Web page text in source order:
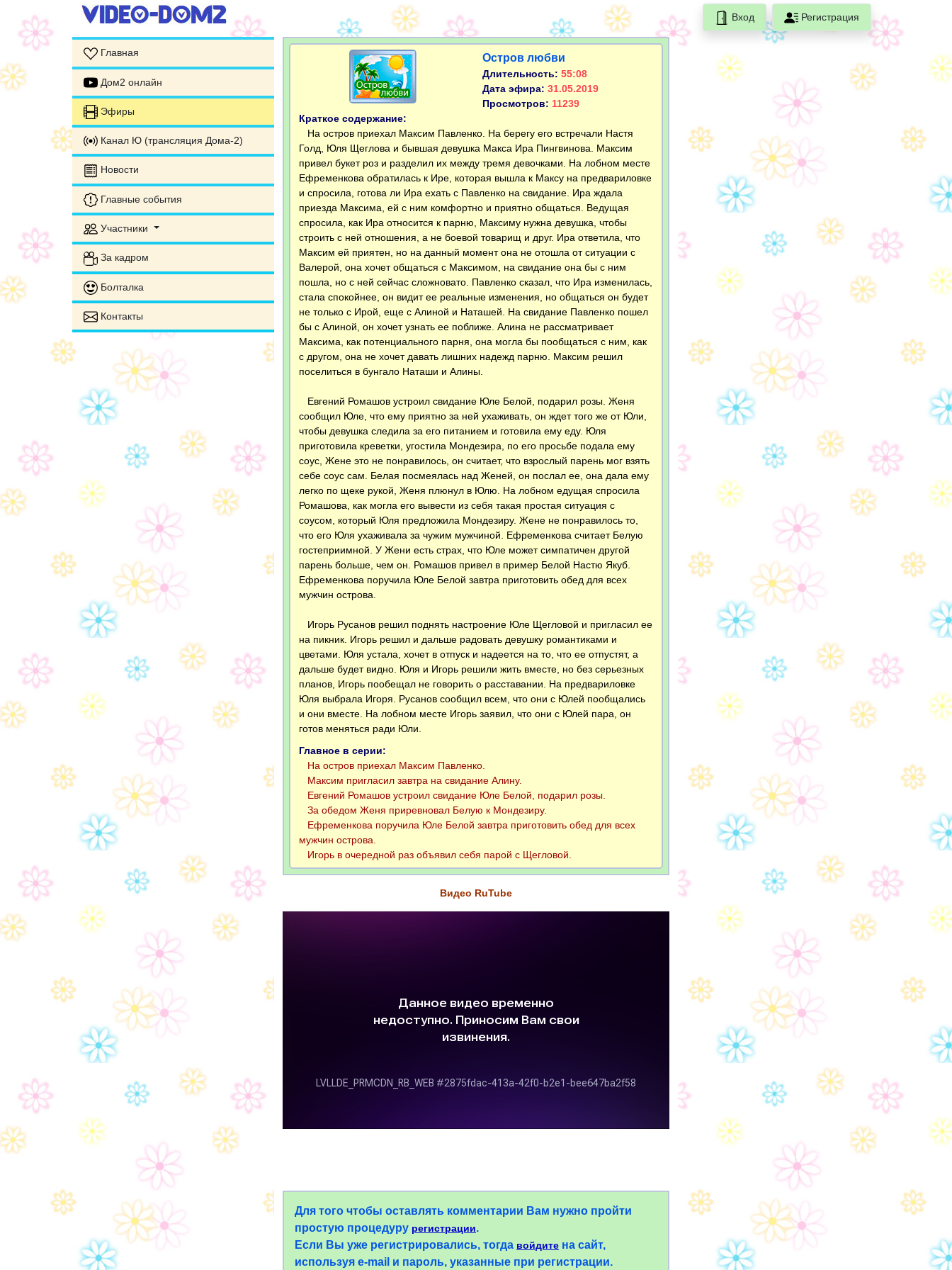
Вход Регистрация
Главная
Дом2 онлайн
Эфиры
Канал Ю (трансляция Дома-2)
Новости
Главные события
Участники
За кадром
Болталка
Контакты
Остров любви
Длительность: 55:08
Дата эфира: 31.05.2019
Просмотров: 11239
Краткое содержание:
На остров приехал Максим Павленко. На берегу его встречали Настя
Голд, Юля Щеглова и бывшая девушка Макса Ира Пингвинова. Максим
привел букет роз и разделил их между тремя девочками. На лобном месте
Ефременкова обратилась к Ире, которая вышла к Максу на предвариловке
и спросила, готова ли Ира ехать с Павленко на свидание. Ира ждала
приезда Максима, ей с ним комфортно и приятно общаться. Ведущая
спросила, как Ира относится к парню, Максиму нужна девушка, чтобы
строить с ней отношения, а не боевой товарищ и друг. Ира ответила, что
Максим ей приятен, но на данный момент она не отошла от ситуации с
Валерой, она хочет общаться с Максимом, на свидание она бы с ним
пошла, но с ней сейчас сложновато. Павленко сказал, что Ира изменилась,
стала спокойнее, он видит ее реальные изменения, но общаться он будет
не только с Ирой, еще с Алиной и Наташей. На свидание Павленко пошел
бы с Алиной, он хочет узнать ее поближе. Алина не рассматривает
Максима, как потенциального парня, она могла бы пообщаться с ним, как
с другом, она не хочет давать лишних надежд парню. Максим решил
поселиться в бунгало Наташи и Алины.
Евгений Ромашов устроил свидание Юле Белой, подарил розы. Женя
сообщил Юле, что ему приятно за ней ухаживать, он ждет того же от Юли,
чтобы девушка следила за его питанием и готовила ему еду. Юля
приготовила креветки, угостила Мондезира, по его просьбе подала ему
соус, Жене это не понравилось, он считает, что взрослый парень мог взять
себе соус сам. Белая посмеялась над Женей, он послал ее, она дала ему
легко по щеке рукой, Женя плюнул в Юлю. На лобном едущая спросила
Ромашова, как могла его вывести из себя такая простая ситуация с
соусом, который Юля предложила Мондезиру. Жене не понравилось то,
что его Юля ухаживала за чужим мужчиной. Ефременкова считает Белую
гостеприимной. У Жени есть страх, что Юле может симпатичен другой
парень больше, чем он. Ромашов привел в пример Белой Настю Якуб.
Ефременкова поручила Юле Белой завтра приготовить обед для всех
мужчин острова.
Игорь Русанов решил поднять настроение Юле Щегловой и пригласил ее
на пикник. Игорь решил и дальше радовать девушку романтиками и
цветами. Юля устала, хочет в отпуск и надеется на то, что ее отпустят, а
дальше будет видно. Юля и Игорь решили жить вместе, но без серьезных
планов, Игорь пообещал не говорить о расставании. На предвариловке
Юля выбрала Игоря. Русанов сообщил всем, что они с Юлей пообщались
и они вместе. На лобном месте Игорь заявил, что они с Юлей пара, он
готов меняться ради Юли.
Главное в серии:
На остров приехал Максим Павленко.
Максим пригласил завтра на свидание Алину.
Евгений Ромашов устроил свидание Юле Белой, подарил розы.
За обедом Женя приревновал Белую к Мондезиру.
Ефременкова поручила Юле Белой завтра приготовить обед для всех
мужчин острова.
Игорь в очередной раз объявил себя парой с Щегловой.
Видео RuTube
Для того чтобы оставлять комментарии Вам нужно пройти
простую процедуру регистрации.
Если Вы уже регистрировались, тогда войдите на сайт,
используя e-mail и пароль, указанные при регистрации.